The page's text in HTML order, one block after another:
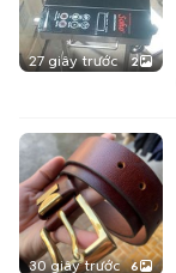
27 giây trước 2
30 giây trước 6